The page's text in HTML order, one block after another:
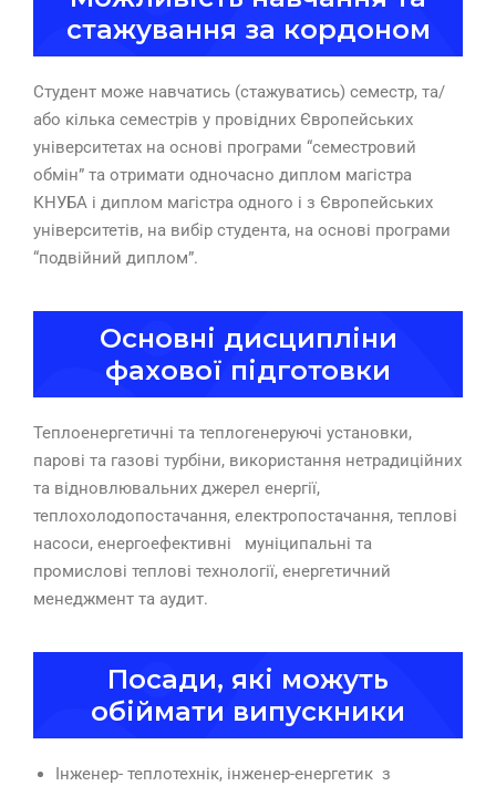
стажування за кордоном
Студент може навчатись (стажуватись) семестр, та/
або кілька семестрів у провідних Європейських
університетах на основі програми “семестровий
обмін” та отримати одночасно диплом магістра
КНУБА і диплом магістра одного і з Європейських
університетів, на вибір студента, на основі програми
“подвійний диплом”.
Основні дисципліни
фахової підготовки
Теплоенергетичні та теплогенеруючі установки,
парові та газові турбіни, використання нетрадиційних
та відновлювальних джерел енергії,
теплохолодопостачання, електропостачання, теплові
насоси, енергоефективні муніципальні та
промислові теплові технології, енергетичний
менеджмент та аудит.
Посади, які можуть
обіймати випускники
Інженер- теплотехнік, інженер-енергетик з